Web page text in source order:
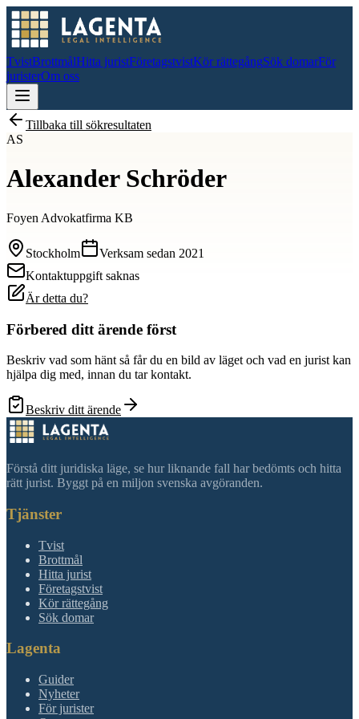
TvistBrottmålHitta juristFöretagstvistKör rättegångSök domarFör
juristerOm oss
Tillbaka till sökresultaten
AS
Alexander Schröder
Foyen Advokatfirma KB
Stockholm Verksam sedan 2021
Kontaktuppgift saknas
Är detta du?
Förbered ditt ärende först
Beskriv vad som hänt så får du en bild av läget och vad en jurist kan
hjälpa dig med, innan du tar kontakt.
Beskriv ditt ärende
Förstå ditt juridiska läge, se hur liknande fall har bedömts och hitta
rätt jurist. Byggt på en miljon svenska avgöranden.
Tjänster
Tvist
Brottmål
Hitta jurist
Företagstvist
Kör rättegång
Sök domar
Lagenta
Guider
Nyheter
För jurister